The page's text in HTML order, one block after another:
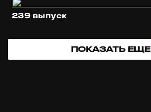
239 выпуск
ПОКАЗАТЬ ЕЩЕ